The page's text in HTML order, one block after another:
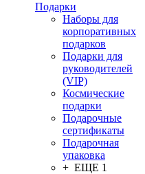
Подарки
Наборы для
корпоративных
подарков
Подарки для
руководителей
(VIP)
Космические
подарки
Подарочные
сертификаты
Подарочная
упаковка
+ ЕЩЕ 1